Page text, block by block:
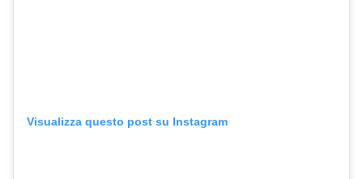
Visualizza questo post su Instagram